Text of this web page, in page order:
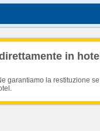
in hotel
garantiamo la restituzione se